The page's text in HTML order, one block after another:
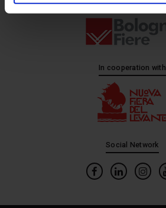
In cooperation with
Social Network